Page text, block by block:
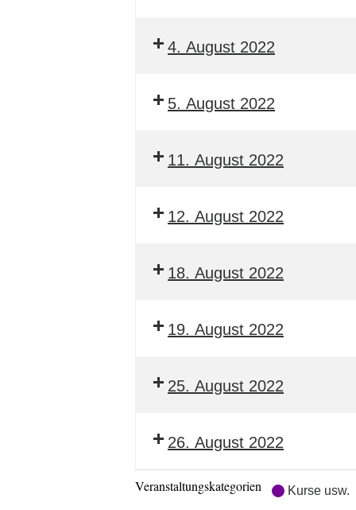
4. August 2022
5. August 2022
11. August 2022
12. August 2022
18. August 2022
19. August 2022
25. August 2022
26. August 2022
Veranstaltungskategorien Kurse usw.